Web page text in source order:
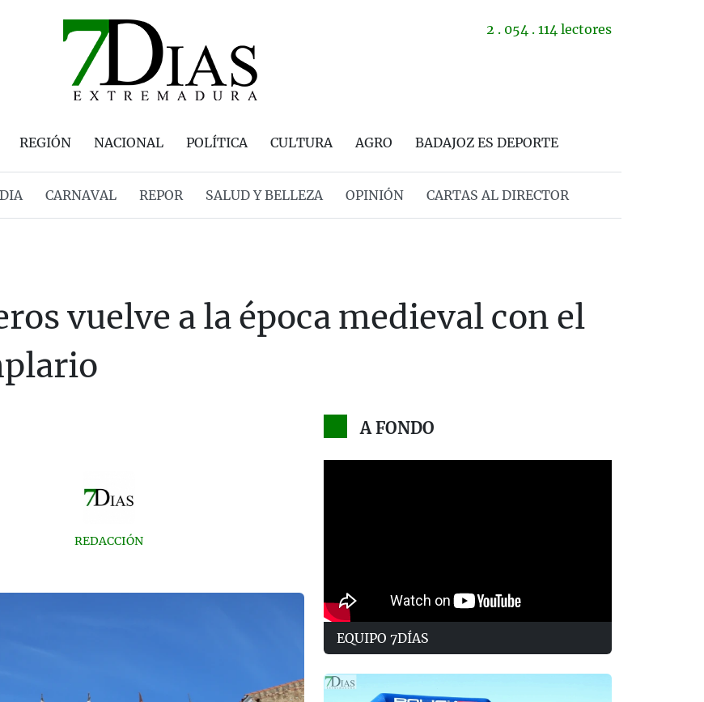
2 . 054 . 114 lectores
REGIÓN NACIONAL POLÍTICA CULTURA AGRO BADAJOZ ES DEPORTE
CARNAVAL REPOR SALUD Y BELLEZA OPINIÓN CARTAS AL DIRECTOR
vuelve a la época medieval con el
REDACCIÓN
A FONDO
EQUIPO 7DÍAS